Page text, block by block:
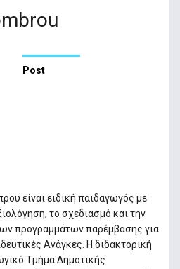
Post
είναι ειδική παιδαγωγός με
το σχεδιασμό και την
προγραμμάτων παρέμβασης για
Ανάγκες. Η διδακτορική
Τμήμα Δημοτικής